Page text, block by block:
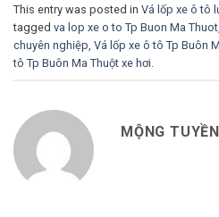
This entry was posted in Vá lốp xe ô tô
tagged va lop xe o to Tp Buon Ma Thuot,
chuyên nghiệp, Vá lốp xe ô tô Tp Buôn
tô Tp Buôn Ma Thuột xe hơi.
MỘNG TUYỀN